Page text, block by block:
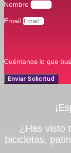
Nombre
Email
Cuéntanos lo que
Enviar Solicitud
¿Has visto
bicicletas,